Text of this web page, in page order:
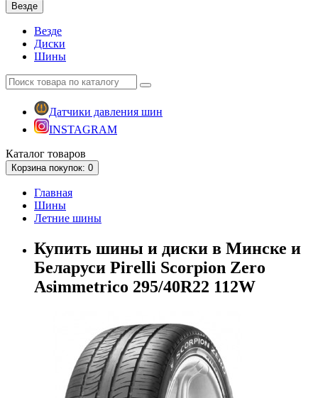
Везде
Везде
Диски
Шины
Датчики давления шин
INSTAGRAM
Каталог товаров
Корзинапокупок: 0
Главная
Шины
Летние шины
Купить шины и диски в Минске и
Беларуси Pirelli Scorpion Zero
Asimmetrico 295/40R22 112W